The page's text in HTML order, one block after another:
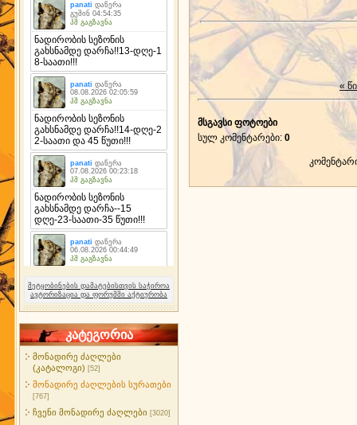
შეტყობინების დამატებისთვის საჭიროა
ავტორიზაცია და ფორუმში აქტიურობა
კატეგორია
მონადირე ძაღლები
(კატალოგი) [52]
მონადირე ძაღლების სურათები
[767]
ჩვენი მონადირე ძაღლები [3020]
«
მსგავსი ფოტოები
სულ კომენტარები: 0